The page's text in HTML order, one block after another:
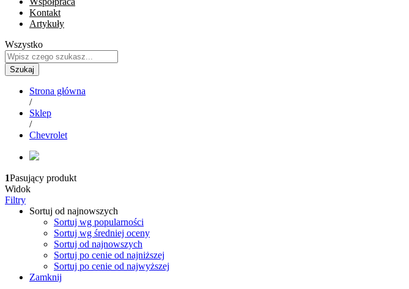
Kontakt
Artykuły
Wszystko
Szukaj
Strona główna
/
Sklep
/
Chevrolet
1Pasujący produkt
Widok
Filtry
Sortuj od najnowszych
Sortuj wg popularności
Sortuj wg średniej oceny
Sortuj od najnowszych
Sortuj po cenie od najniższej
Sortuj po cenie od najwyższej
Zamknij